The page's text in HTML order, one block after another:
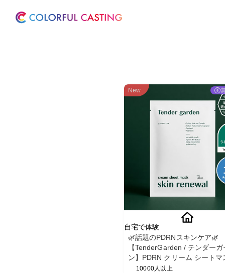
New
自宅で体験
🌿話題のPDRNスキンケア🌿
【TenderGarden / テンダー
ン】PDRN クリーム シートマ
30g × 5枚 モニター募集✨
10000人以上